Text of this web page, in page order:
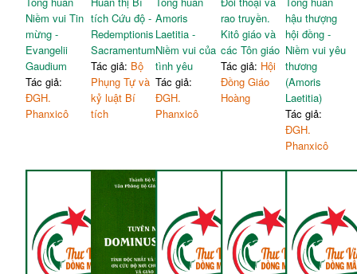
Niềm vui Tin
mừng -
Evangelii
Gaudium
Tác giả:
ĐGH.
Phanxicô
tích Cứu độ -
Redemptionis
Sacramentum
Tác giả: Bộ
Phụng Tự và
kỷ luật Bí
tích
Amoris
Laetitia -
Niềm vui của
tình yêu
Tác giả:
ĐGH.
Phanxicô
rao truyền.
Kitô giáo và
các Tôn giáo
Tác giả: Hội
Đồng Giáo
Hoàng
hậu thượng
hội đồng -
Niềm vui yêu
thương
(Amoris
Laetitia)
Tác giả:
ĐGH.
Phanxicô